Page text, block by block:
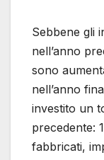
Sebbene gli
nell’anno
sono
nell’anno
investito un
precedente:
fabbricati,